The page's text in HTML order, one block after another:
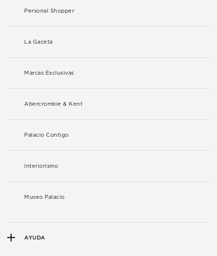
Personal Shopper
La Gaceta
Marcas Exclusivas
Abercrombie & Kent
Palacio Contigo
Interiorismo
Museo Palacio
AYUDA